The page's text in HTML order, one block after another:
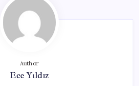
Author
Ece Yıldız